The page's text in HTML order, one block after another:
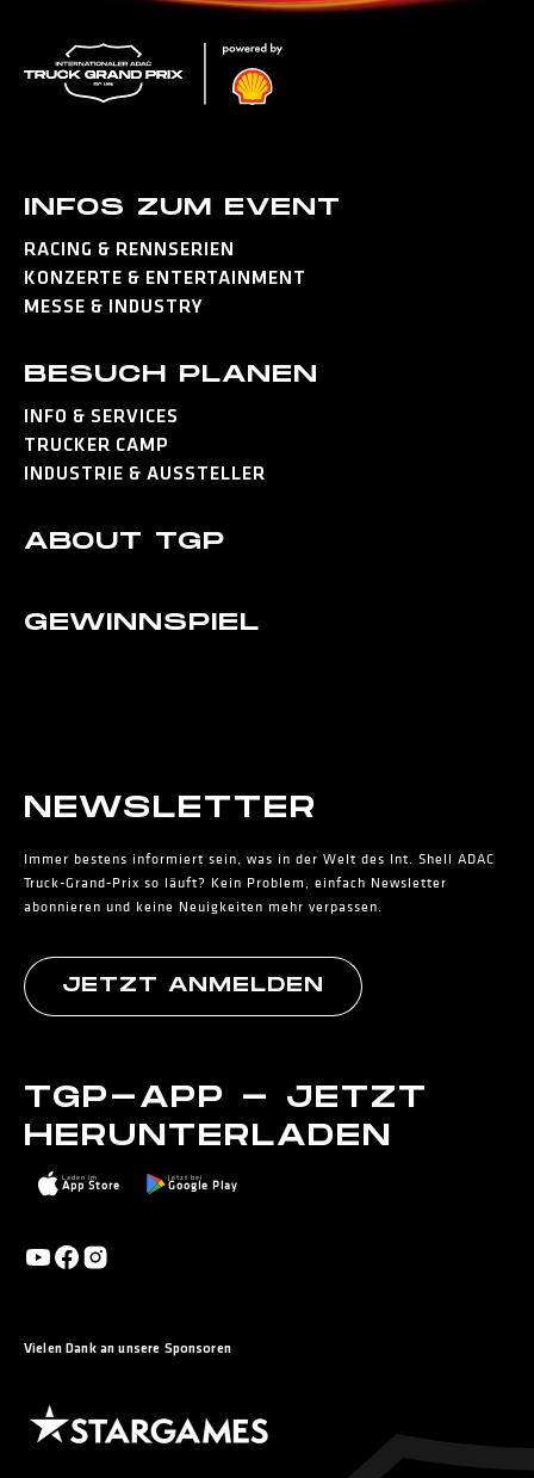
INFOS ZUM EVENT
RACING & RENNSERIEN
KONZERTE & ENTERTAINMENT
MESSE & INDUSTRY
BESUCH PLANEN
INFO & SERVICES
TRUCKER CAMP
INDUSTRIE & AUSSTELLER
ABOUT TGP
GEWINNSPIEL
NEWS­LETTER
Immer bestens informiert sein, was in der Welt des Int. Shell ADAC
Truck-Grand-Prix so läuft? Kein Problem, einfach Newsletter
abonnieren und keine Neuigkeiten mehr verpassen.
JETZT ANMELDEN
TGP-APP - JETZT
HERUNTERLADEN
Laden im
App Store
Jetzt bei
Google Play
Vielen Dank an unsere Sponsoren